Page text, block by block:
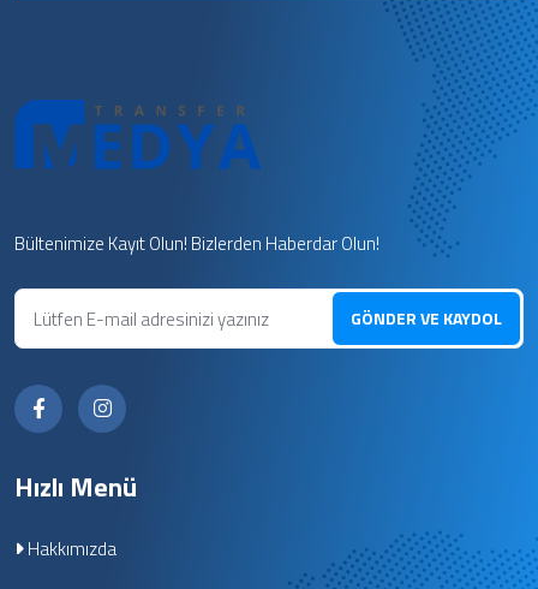
Bültenimize Kayıt Olun! Bizlerden Haberdar Olun!
GÖNDER VE KAYDOL
Hızlı Menü
Hakkımızda